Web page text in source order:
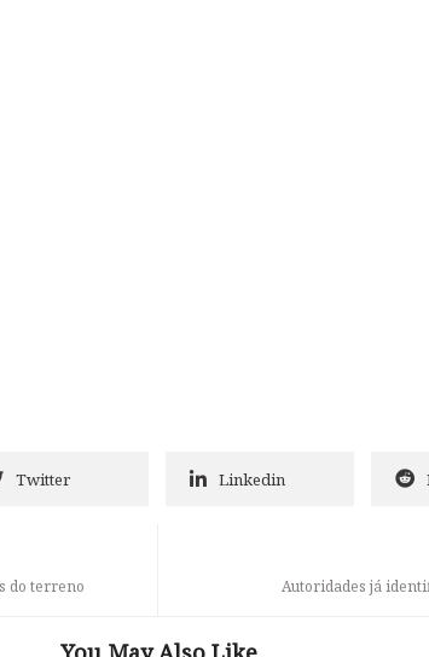
Twitter Linkedin
do terreno
Autoridades já